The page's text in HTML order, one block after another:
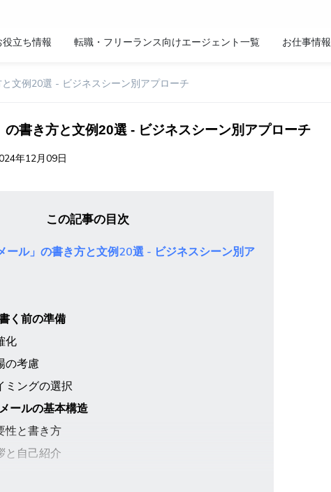
役立ち情報 転職・フリーランス向けエージェント一覧 お仕事情報
文例20選 - ビジネスシーン別アプローチ
書き方と文例20選 - ビジネスシーン別アプローチ
年12月09日
この記事の目次
ール」の書き方と文例20選 - ビジネスシーン別ア
く前の準備
化
の考慮
ミングの選択
ールの基本構造
性と書き方
と自己紹介